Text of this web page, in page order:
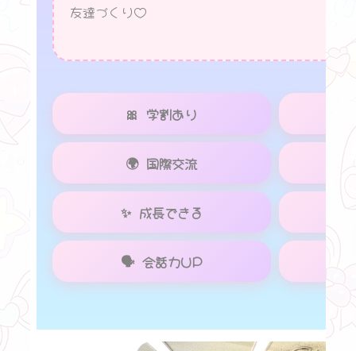
友達づくり♡
🎀 学割あり
🌍 国際交流
✨ 成長できる
🗣 会話力UP